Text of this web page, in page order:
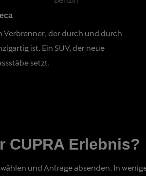
Verbrenner, der durch und durch
ist. Ein SUV, der neue
setzt.
CUPRA Erlebnis?
und Anfrage absenden. In